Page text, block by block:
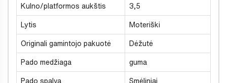
Kulno/platformos aukštis 3,5
Lytis Moteriški
Originali gamintojo pakuotė Dėžutė
Pado medžiaga guma
Pado spalva Smėliniai